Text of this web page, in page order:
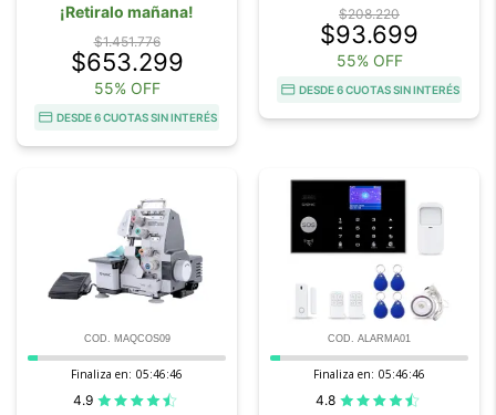
¡Retiralo mañana!
$1.451.776
$653.299
55% OFF
DESDE 6 CUOTAS SIN INTERÉS
$208.220
$93.699
55% OFF
DESDE 6 CUOTAS SIN INTERÉS
COD. MAQCOS09
Finaliza en: 05:46:44
4.9
COD. ALARMA01
Finaliza en: 05:46:44
4.8